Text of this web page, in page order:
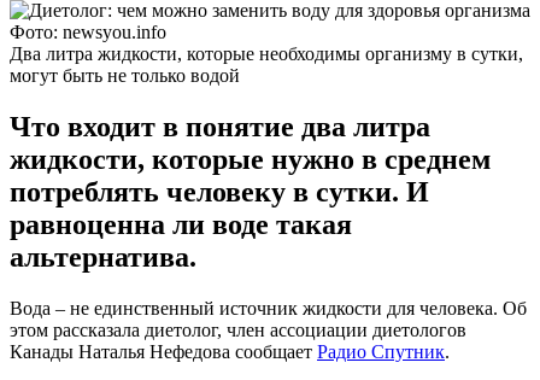
Фото: newsyou.info
Два литра жидкости, которые необходимы организму в сутки,
могут быть не только водой
Что входит в понятие два литра
жидкости, которые нужно в среднем
потреблять человеку в сутки. И
равноценна ли воде такая
альтернатива.
Вода – не единственный источник жидкости для человека. Об
этом рассказала диетолог, член ассоциации диетологов
Канады Наталья Нефедова сообщает Радио Спутник.